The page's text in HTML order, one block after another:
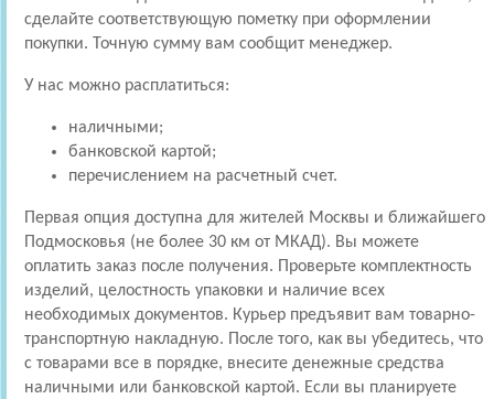
сделайте соответствующую пометку при оформлении
покупки. Точную сумму вам сообщит менеджер.
У нас можно расплатиться:
наличными;
банковской картой;
перечислением на расчетный счет.
Первая опция доступна для жителей Москвы и ближайшего
Подмосковья (не более 30 км от МКАД). Вы можете
оплатить заказ после получения. Проверьте комплектность
изделий, целостность упаковки и наличие всех
необходимых документов. Курьер предъявит вам товарно-
транспортную накладную. После того, как вы убедитесь, что
с товарами все в порядке, внесите денежные средства
наличными или банковской картой. Если вы планируете